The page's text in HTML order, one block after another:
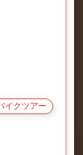
イクツアー